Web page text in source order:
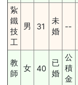
紥
鐵
技
工
男 31
未
婚
--
教
師
女 40
已
婚
公
積
金